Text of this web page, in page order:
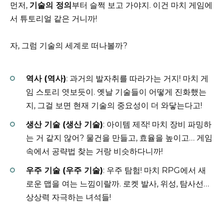
먼저, 기술의 정의 부터 슬쩍 보고 가야지. 이건 마치 게임에
서 튜토리얼 같은 거니까!
자, 그럼 기술의 세계로 떠나볼까?
역사 (역사): 과거의 발자취를 따라가는 거지! 마치 게
임 스토리 엿보듯이. 옛날 기술들이 어떻게 진화했는
지, 그걸 보면 현재 기술의 중요성이 더 와닿는다고!
생산 기술 (생산 기술): 아이템 제작! 마치 장비 파밍하
는 거 같지 않어? 물건을 만들고, 효율을 높이고… 게임
속에서 공략법 찾는 거랑 비슷하다니까!
우주 기술 (우주 기술): 우주 탐험! 마치 RPG에서 새
로운 맵을 여는 느낌이랄까. 로켓 발사, 위성, 탐사선…
상상력 자극하는 녀석들!